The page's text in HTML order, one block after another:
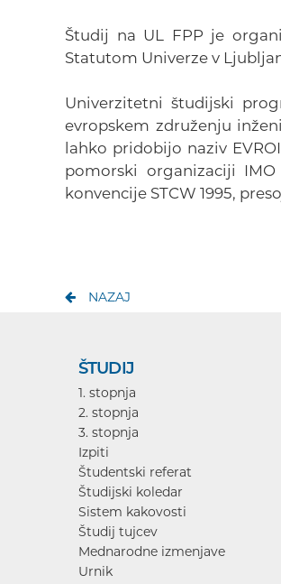
Študij na UL FPP je
Statutom Univerze v
Univerzitetni študijski
evropskem združenju
lahko pridobijo naziv
pomorski organizaciji
konvencije STCW 1995,
NAZAJ
ŠTUDIJ
1. stopnja
2. stopnja
3. stopnja
Izpiti
Študentski referat
Študijski koledar
Sistem kakovosti
Študij tujcev
Mednarodne izmenjave
Urnik